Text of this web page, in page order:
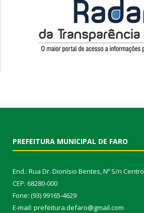
PREFEITURA MUNICIPAL DE FARO
End.: Rua Dr. Dionísio Bentes, Nº S/n Centro
CEP: 68280-000
Fone: (93) 99165-4629
E-mail: prefeitura.defaro@gmail.com